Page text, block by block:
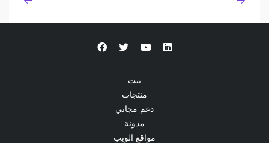
بيت
منتجات
دعم مجاني
مدونة
مواقع الويب